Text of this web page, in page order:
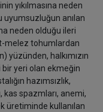
yıkılmasına neden
uyumsuzluğun anılan
neden olduğu ileri
melez tohumlardan
yüzünden, halkımızın
bir yeri olan ekmeğin
hazımsızlık,
kas spazmları, anemi,
üretiminde kullanılan